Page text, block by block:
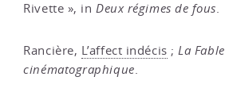
Rivette », inDeux régimes de fous.
Rancière, L’affect indécis ;La Fable
cinématographique.